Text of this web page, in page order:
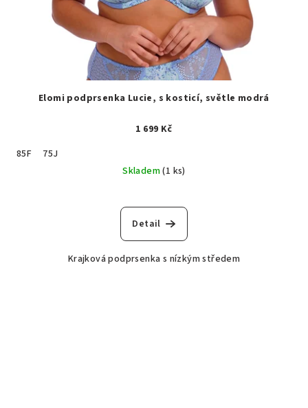
Elomi podprsenka Lucie, s kosticí, světle modrá
1 699 Kč
85F
75J
Skladem(1 ks)
Detail
Krajková podprsenka s nízkým středem